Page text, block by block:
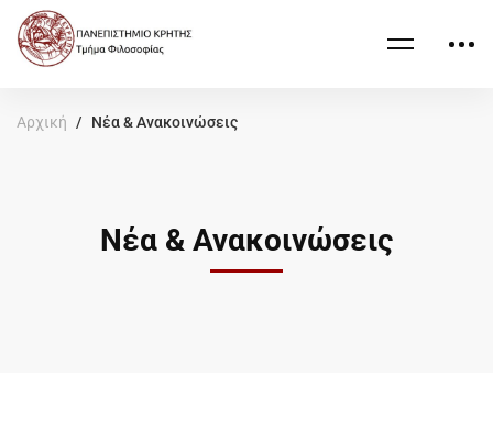
Αρχική Νέα & Ανακοινώσεις
Νέα & Ανακοινώσεις